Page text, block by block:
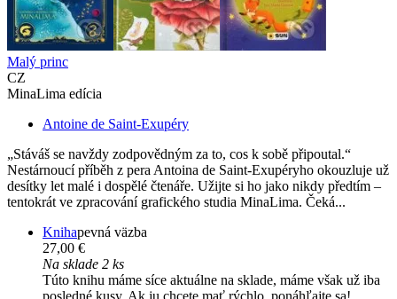
Malý princ
CZ
MinaLima edícia
Antoine de Saint-Exupéry
„Stáváš se navždy zodpovědným za to, cos k sobě připoutal.“
Nestárnoucí příběh z pera Antoina de Saint-Exupéryho okouzluje už
desítky let malé i dospělé čtenáře. Užijte si ho jako nikdy předtím –
tentokrát ve zpracování grafického studia MinaLima. Čeká...
Knihapevná väzba
27,00 €
Na sklade 2 ks
Túto knihu máme síce aktuálne na sklade, máme však už iba
posledné kusy. Ak ju chcete mať rýchlo, ponáhľajte sa!